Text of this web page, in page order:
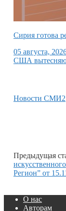
Сирия готова
05 августа,
США
Новости СМИ2
Предыдущая
Регион” от
О нас
Авторам